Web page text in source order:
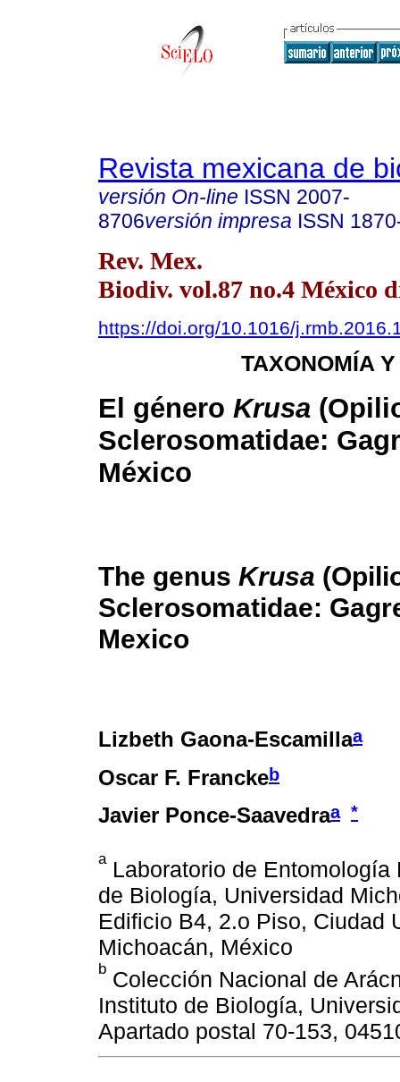
Revista mexicana de
versión On-line ISSN 2007-
8706versión impresa ISSN
Rev. Mex.
Biodiv. vol.87 no.4 México
https://doi.org/10.1016/
TAXONOMÍA
El género Krusa
Sclerosomatidae:
México
The genus Krusa
Sclerosomatidae:
Mexico
Lizbeth Gaona-Escamillaa
Oscar F. Franckeb
Javier Ponce-Saavedraa *
aLaboratorio de Entomología
de Biología, Universidad
Edificio B4, 2.o Piso, Ciudad
Michoacán, México
b Colección Nacional de
Instituto de Biología,
Apartado postal 70-153,